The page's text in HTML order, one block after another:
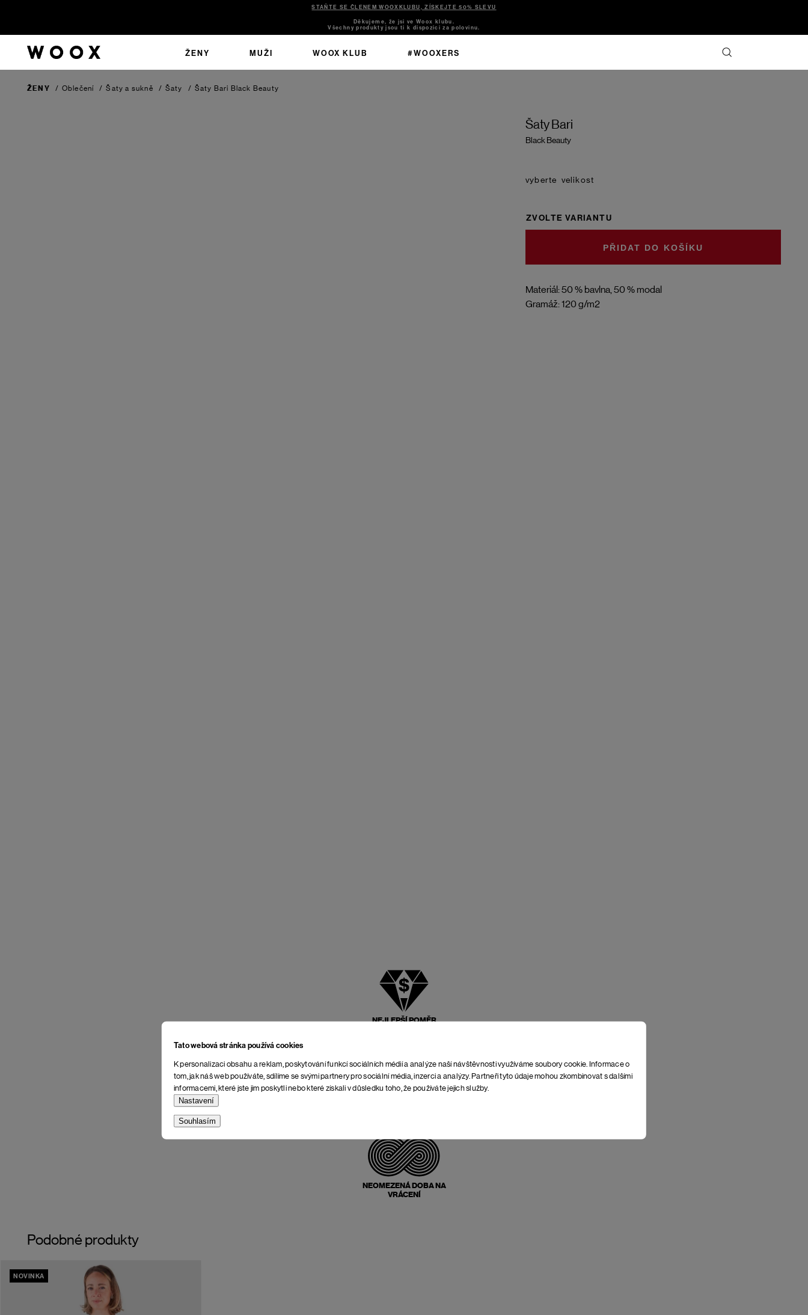
Tato webová stránka používá cookies
K personalizaci obsahu a reklam, poskytování funkcí sociálních médií a analýze naší návštěvnosti využíváme soubory cookie. Informace o
tom, jak náš web používáte, sdílíme se svými partnery pro sociální média, inzerci a analýzy. Partneři tyto údaje mohou zkombinovat s dalšími
informacemi, které jste jim poskytli nebo které získali v důsledku toho, že používáte jejich služby.
Nastavení
Souhlasím
STAŇTE SE ČLENEM WOOXKLUBU, ZÍSKEJTE 50% SLEVU
Děkujeme, že jsi ve Woox klubu.
Všechny produkty jsou ti k dispozici za polovinu.
ŽENY MUŽI WOOX KLUB #WOOXERS
ŽENY / Oblečení / Šaty a sukně / Šaty / Šaty Bari Black Beauty
Šaty Bari
Black Beauty
Materiál: 50 % bavlna, 50 % modal
Gramáž: 120 g/m2
velikost
ZVOLTE VARIANTU
DO KOŠÍKU
NEJLEPŠÍ POMĚR
NEOMEZENÁ DOBA NA
VRÁCENÍ
Podobné produkty
NOVINKA